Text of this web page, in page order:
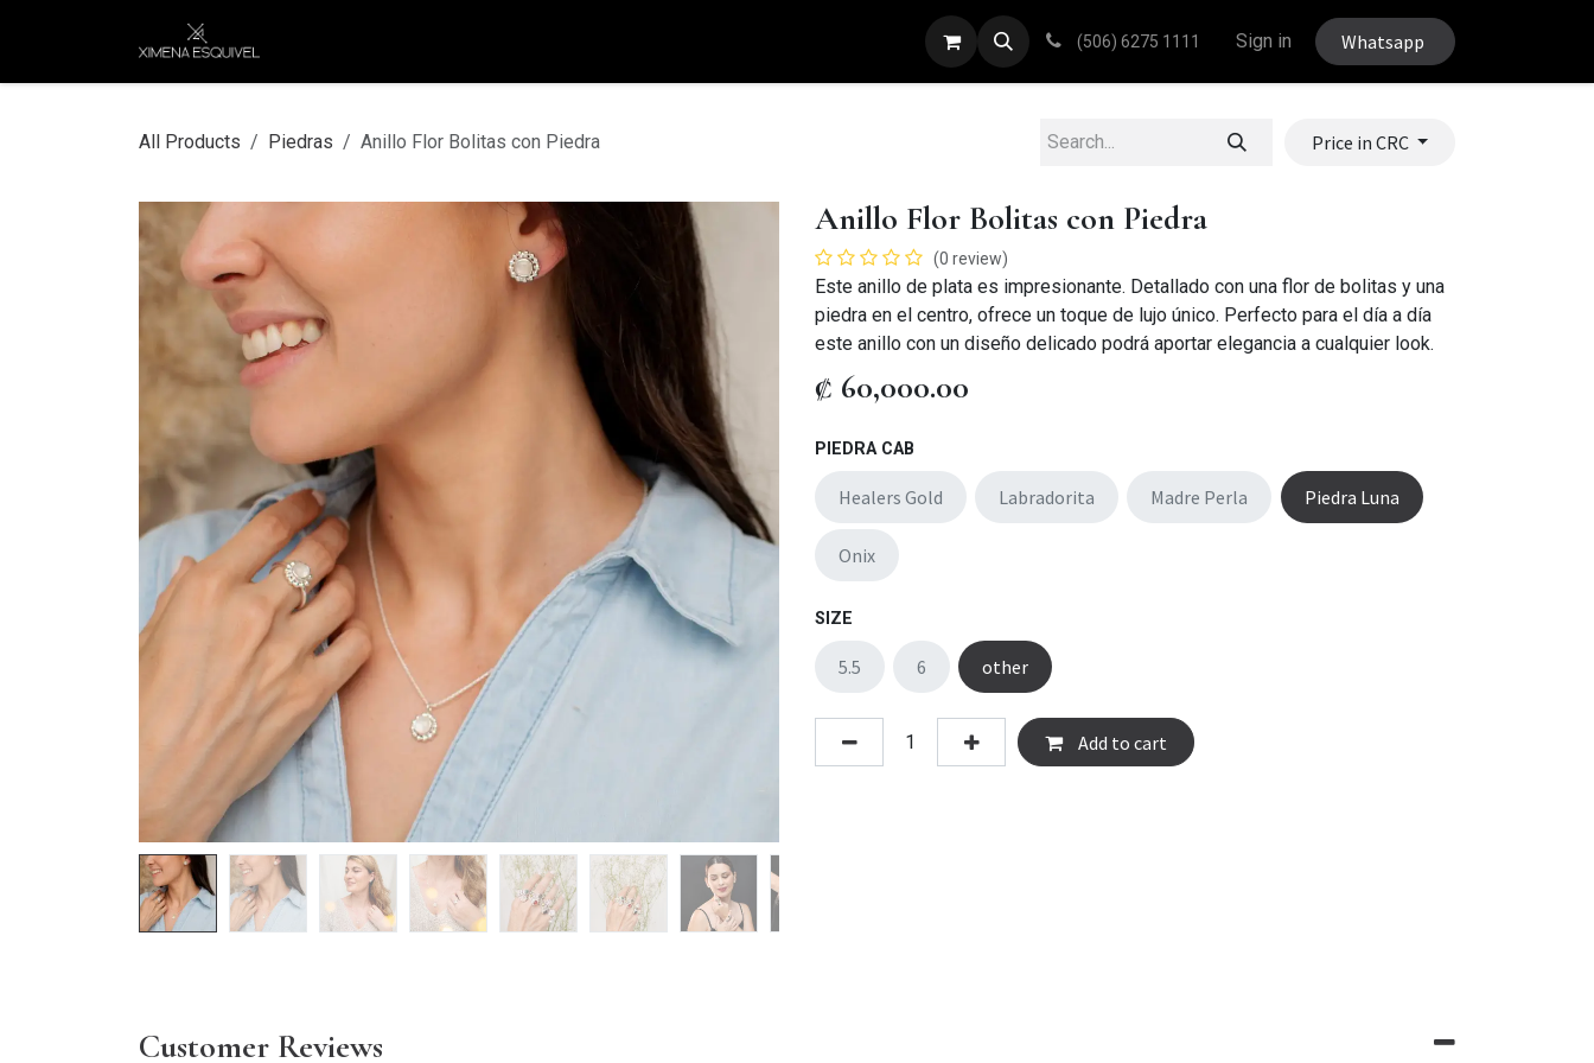
PULSERAS (506) 6275 1111 Sign in Whatsapp
All Products Piedras Anillo Flor Bolitas con Piedra Price in CRC
Anillo Flor Bolitas con Piedra
(0 review)
Este anillo de plata es impresionante. Detallado con una flor de bolitas y una
piedra en el centro, ofrece un toque de lujo único. Perfecto para el día a día
este anillo con un diseño delicado podrá aportar elegancia a cualquier look.
₡ 60,000.00
PIEDRA CAB
Healers Gold Labradorita Madre Perla Piedra Luna
Onix
SIZE
5.5 6 other
Add to cart
Customer Reviews